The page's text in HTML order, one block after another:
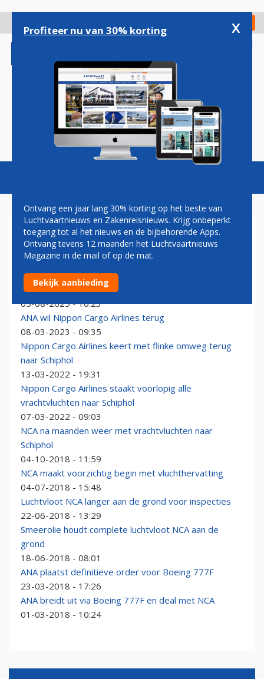
gaan
Check in
Magazine Podcasts Vacatures
NCA
ANA slokt vrachtmaatschappij Nippon Cargo Airlines
definitief op
05-08-2025 - 10:23
ANA wil Nippon Cargo Airlines terug
08-03-2023 - 09:35
Nippon Cargo Airlines keert met flinke omweg terug
naar Schiphol
13-03-2022 - 19:31
Nippon Cargo Airlines staakt voorlopig alle
vrachtvluchten naar Schiphol
07-03-2022 - 09:03
NCA na maanden weer met vrachtvluchten naar
Schiphol
04-10-2018 - 11:59
NCA maakt voorzichtig begin met vluchthervatting
04-07-2018 - 15:48
Luchtvloot NCA langer aan de grond voor inspecties
22-06-2018 - 13:29
Smeerolie houdt complete luchtvloot NCA aan de
grond
18-06-2018 - 08:01
ANA plaatst definitieve order voor Boeing 777F
23-03-2018 - 17:26
ANA breidt uit via Boeing 777F en deal met NCA
01-03-2018 - 10:24
Profiteer nu van 30% korting x
Ontvang een jaar lang 30% korting op het beste van
Luchtvaartnieuws en Zakenreisnieuws. Krijg onbeperkt
toegang tot al het nieuws en de bijbehorende Apps.
Ontvang tevens 12 maanden het Luchtvaartnieuws
Magazine in de mail of op de mat.
Bekijk aanbieding